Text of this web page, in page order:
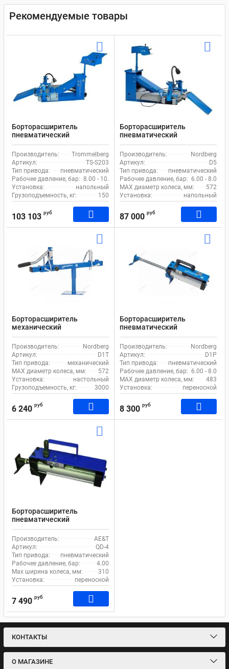
Рекомендуемые товары
Борторасширитель
пневматический
стационарный Trommelberg
TS-S203 (фонарь в
комплекте)
Производитель:
Trommelberg
Артикул:
TS-S203
Тип привода:
пневматический
Рабочее давление, бар: 8.00 - 10.00
Установка:
напольный
Грузоподъемность, кг:
150
103 103 руб
Борторасширитель
пневматический
стационарный Nordberg D5
(фонарь в комплекте)
Производитель:
Nordberg
Артикул:
D5
Тип привода:
пневматический
Рабочее давление, бар: 6.00 - 8.00
MAX диаметр колеса, мм:
572
Установка:
напольный
87 000 руб
Борторасширитель
механический
стационарный Nordberg D1T
Производитель:
Nordberg
Артикул:
D1T
Тип привода:
механический
MAX диаметр колеса, мм:
572
Установка:
настольный
Грузоподъемность, кг:
3000
6 240 руб
Борторасширитель
пневматический
переносной Nordberg D1P
Производитель:
Nordberg
Артикул:
D1P
Тип привода:
пневматический
Рабочее давление, бар: 6.00 - 8.00
MAX диаметр колеса, мм:
483
Установка:
переносной
8 300 руб
Борторасширитель
пневматический
переносной AE&T QD-4
Производитель:
AE&T
Артикул:
QD-4
Тип привода:
пневматический
Рабочее давление, бар:
4.00
Max ширина колеса, мм:
310
Установка:
переносной
7 490 руб
КОНТАКТЫ
О МАГАЗИНЕ